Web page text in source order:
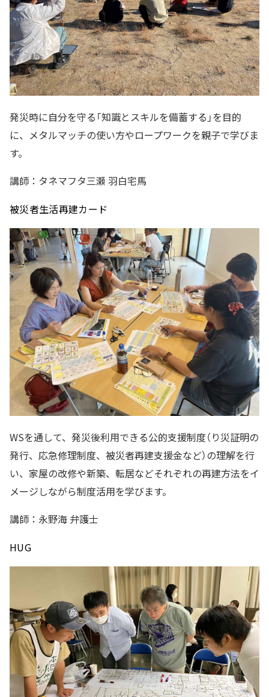
発災時に自分を守る「知識とスキルを備蓄する」を目的
に、メタルマッチの使い方やロープワークを親子で学びま
す。
講師：タネマフタ三瀬 羽白宅馬
被災者生活再建カード
WSを通して、発災後利用できる公的支援制度（り災証明の
発行、応急修理制度、被災者再建支援金など）の理解を行
い、家屋の改修や新築、転居などそれぞれの再建方法をイ
メージしながら制度活用を学びます。
講師：永野海 弁護士
HUG